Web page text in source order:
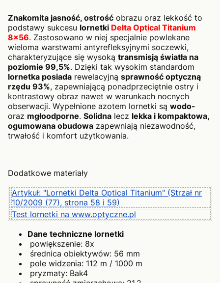
Znakomita jasność, ostrość obrazu oraz lekkość to
podstawy sukcesu lornetki Delta Optical Titanium
8x56. Zastosowano w niej specjalnie powlekane
wieloma warstwami antyrefleksyjnymi soczewki,
charakteryzujące się wysoką transmisją światła na
poziomie 99,5%. Dzięki tak wysokim standardom
lornetka posiada rewelacyjną sprawność optyczną
rzędu 93%, zapewniającą ponadprzeciętnie ostry i
kontrastowy obraz nawet w warunkach nocnych
obserwacji. Wypełnione azotem lornetki są wodo-
oraz mgłoodporne. Solidna lecz lekka i kompaktowa,
ogumowana obudowa zapewniają niezawodność,
trwałość i komfort użytkowania.
Dodatkowe materiały
Artykuł: "Lornetki Delta Optical Titanium" (Strzał nr
10/2009 (77), strona 58 i 59)
Test lornetki na www.optyczne.pl
Dane techniczne lornetki
powiększenie: 8x
średnica obiektywów: 56 mm
pole widzenia: 112 m / 1000 m
pryzmaty: Bak4